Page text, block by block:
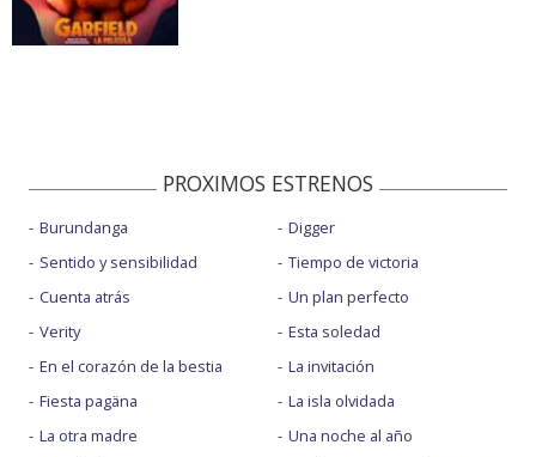
PROXIMOS ESTRENOS
Burundanga
Sentido y sensibilidad
Cuenta atrás
Verity
En el corazón de la bestia
Fiesta pagäna
La otra madre
Digger
Tiempo de victoria
Un plan perfecto
Esta soledad
La invitación
La isla olvidada
Una noche al año